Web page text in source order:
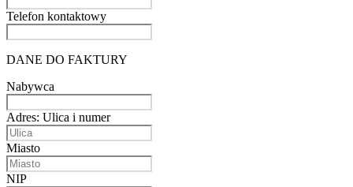
Telefon kontaktowy
DANE DO FAKTURY
Nabywca
Adres: Ulica i numer
Miasto
NIP